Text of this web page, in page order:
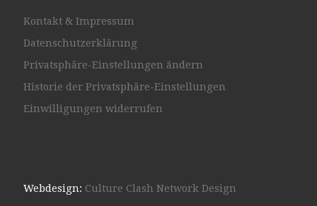
Kontakt & Impressum
Datenschutzerklärung
Privatsphäre-Einstellungen ändern
Historie der Privatsphäre-Einstellungen
Einwilligungen widerrufen
Webdesign: Culture Clash Network Design